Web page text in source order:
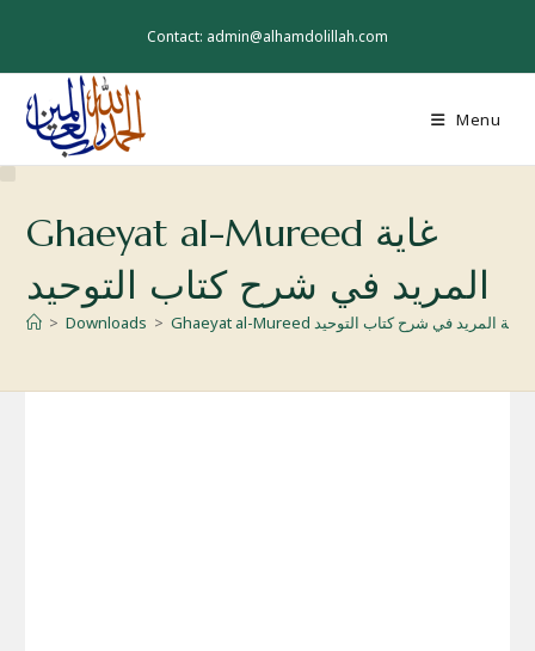
Contact: admin@alhamdolillah.com
Menu
Ghaeyat al-Mureed غاية
المريد في شرح کتاب التوحید
> Downloads > Ghaeyat al-Mureed غاية المريد في شرح کتاب التوحید